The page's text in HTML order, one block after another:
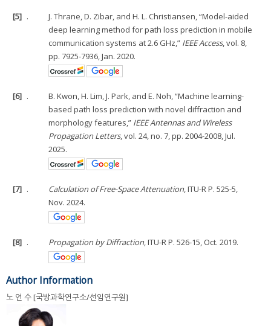
[5] .
J. Thrane, D. Zibar, and H. L. Christiansen, “Model-aided
deep learning method for path loss prediction in mobile
communication systems at 2.6 GHz,” IEEE Access, vol. 8,
pp. 7925-7936, Jan. 2020.
[6] .
B. Kwon, H. Lim, J. Park, and E. Noh, “Machine learning-
based path loss prediction with novel diffraction and
morphology features,” IEEE Antennas and Wireless
Propagation Letters, vol. 24, no. 7, pp. 2004-2008, Jul.
2025.
[7] . Calculation of Free-Space Attenuation, ITU-R P. 525-5,
Nov. 2024.
[8] . Propagation by Diffraction, ITU-R P. 526-15, Oct. 2019.
Author Information
노 언 수 [국방과학연구소/선임연구원]